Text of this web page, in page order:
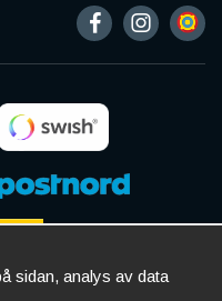
sidan, analys av data